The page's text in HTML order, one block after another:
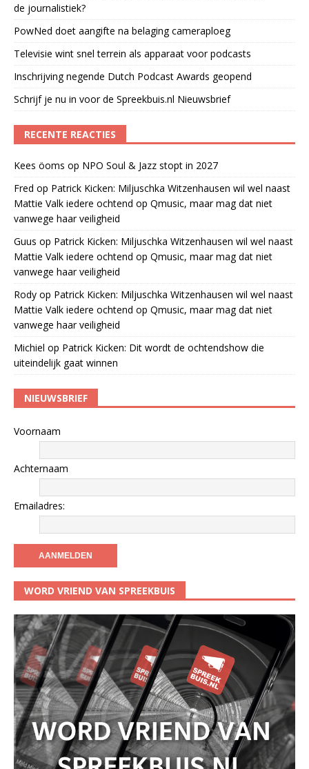
de journalistiek?
PowNed doet aangifte na belaging cameraploeg
Televisie wint snel terrein als apparaat voor podcasts
Inschrijving negende Dutch Podcast Awards geopend
Schrijf je nu in voor de Spreekbuis.nl Nieuwsbrief
RECENTE REACTIES
Kees öoms op NPO Soul & Jazz stopt in 2027
Fred op Patrick Kicken: Miljuschka Witzenhausen wil wel naast
Mattie Valk iedere ochtend op Qmusic, maar mag dat niet
vanwege haar veiligheid
Guus op Patrick Kicken: Miljuschka Witzenhausen wil wel naast
Mattie Valk iedere ochtend op Qmusic, maar mag dat niet
vanwege haar veiligheid
Rody op Patrick Kicken: Miljuschka Witzenhausen wil wel naast
Mattie Valk iedere ochtend op Qmusic, maar mag dat niet
vanwege haar veiligheid
Michiel op Patrick Kicken: Dit wordt de ochtendshow die
uiteindelijk gaat winnen
NIEUWSBRIEF
Voornaam
Achternaam
Emailadres:
WORD VRIEND VAN SPREEKBUIS